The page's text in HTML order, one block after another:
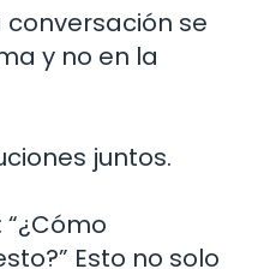
conversación se
y no en la
juntos.
Esto no solo